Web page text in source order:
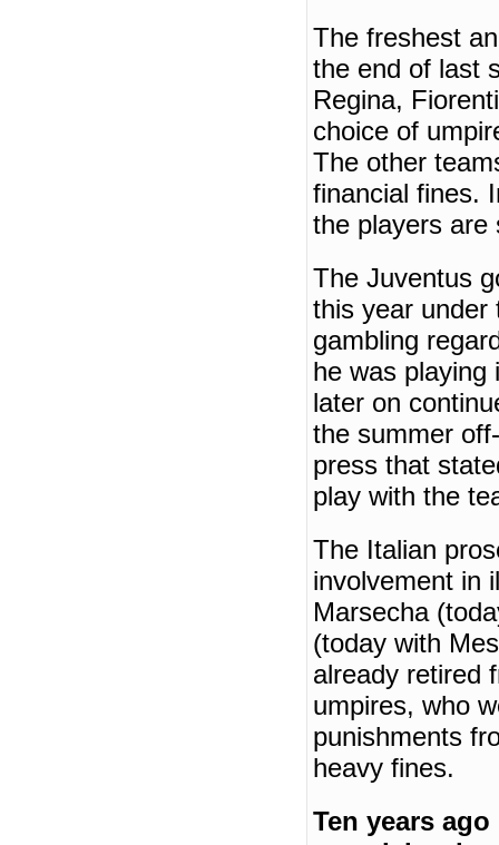
The freshest
the end of last
Regina,
choice of
The other
financial fines.
the players are
The Juventus
this year under
gambling
he was
later on
the summer
press that
play with the
The Italian
involvement in
Marsecha
(today with
already retired
umpires, who
punishments
heavy fines.
Ten years